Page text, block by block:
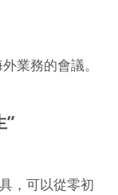
業務的會議。
”
，可以從零初